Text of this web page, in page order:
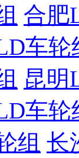
合肥
车轮
昆明
车轮
组 长